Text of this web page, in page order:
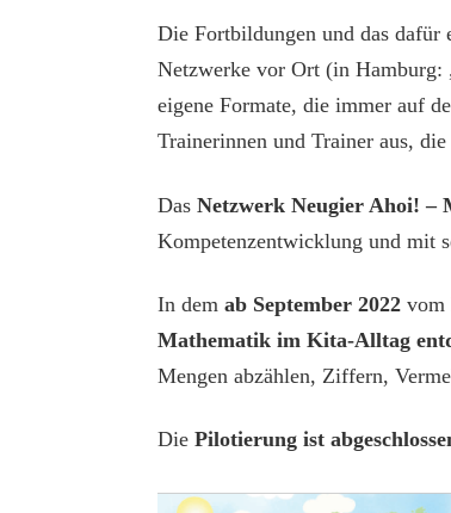
Die Fortbildungen und das
Netzwerke vor Ort (in Hamburg:
eigene Formate, die immer auf
Trainerinnen und Trainer aus,
Das Netzwerk Neugier Ahoi! –
Kompetenzentwicklung und mit
In dem ab September 2022 vom
Mathematik im Kita-Alltag
Mengen abzählen, Ziffern,
Die Pilotierung ist